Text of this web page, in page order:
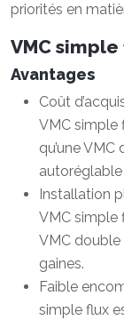
priorités en
VMC
Avantages
Coût
VMC simple
qu’une
autoréglable
Installation
VMC simple
VMC double
gaines.
Faible
simple flux